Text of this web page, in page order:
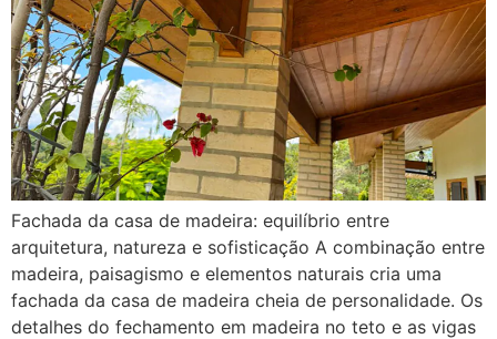
Fachada da casa de madeira: equilíbrio entre
arquitetura, natureza e sofisticação A combinação entre
madeira, paisagismo e elementos naturais cria uma
fachada da casa de madeira cheia de personalidade. Os
detalhes do fechamento em madeira no teto e as vigas